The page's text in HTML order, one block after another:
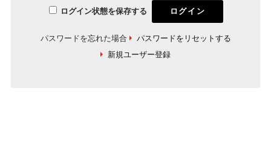
ログイン状態を保存する
パスワードを忘れた場合
パスワードをリセットする
新規ユーザー登録